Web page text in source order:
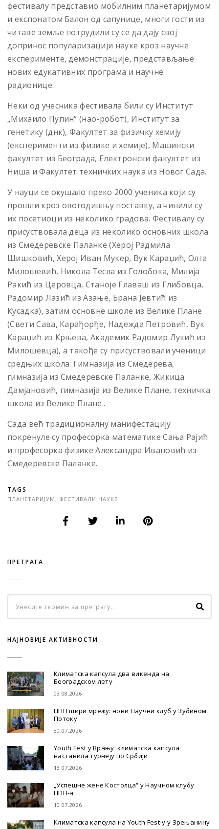
фестивалу представио мобилним планетаријумом
и експонатом Балон од сапунице, многи гости из
читаве земље потрудили су се да дају свој
допринос популаризацији науке кроз научне
експерименте, демонстрације, представљање
нових едукативних програма и научне
радионице.
Неки од учесника фестивала били су Институт
„Михаило Пупин“ (нао-робот), Институт за
генетику (днк), Факултет за физичку хемију
(експерименти из физике и хемије), Машински
факултет из Београда, Електронски факултет из
Ниша и Факултет техничких наука из Новог Сада.
У науци се окушало преко 2000 ученика који су
прошли кроз овогодишњу поставку, а чинили су
их посетиоци из неколико градова. Фестивалу су
присуствовала деца из неколико основних школа
из Смедеревске Паланке (Херој Радмила
Шишковић, Херој Иван Мукер, Вук Караџић, Олга
Милошевић, Никола Тесла из Голобока, Милија
Ракић из Церовца, Станоје Главаш из Глибовца,
Радомир Лазић из Азање, Брана Јевтић из
Кусадка), затим основне школе из Велике Плане
(Свети Сава, Карађорђе, Надежда Петровић, Вук
Караџић из Крњева, Академик Радомир Лукић из
Милошевца), а такође су присуствовали ученици
средњих школа: Гимназија из Смедерева,
гимназија из Смедеревске Паланке, Жикица
Дамјановић, гимназија из Велике Плане, техничка
школа из Велике Плане..
Сада већ традиционалну манифестацију
покренуле су професорка математике Сања Рајић
и професорка физике Александра Ивановић из
Смедеревске Паланке.
TAGS
ПЛАНЕТАРИЈУМ , ФЕСТИВАЛИ НАУКЕ
ПРЕТРАГА
НАЈНОВИЈЕ АКТИВНОСТИ
Климатска капсула два викенда на
Београдском лету
03.08.2026
ЦПН шири мрежу: нови Научни клуб у Зубином
Потоку
30.07.2026
Youth Fest у Врању: климатска капсула
наставила турнеју по Србији
13.07.2026
„Успешне жене Костолца“ у Научном клубу
ЦПН-а
10.07.2026
Климатска капсула на Youth Fest-у у Зрењанину